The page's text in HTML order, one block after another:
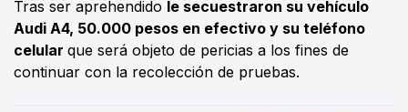
Tras ser aprehendido le secuestraron su vehículo
Audi A4, 50.000 pesos en efectivo y su teléfono
celular que será objeto de pericias a los fines de
continuar con la recolección de pruebas.